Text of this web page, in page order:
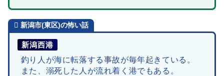
新潟市(東区)の怖い話
新潟西港
釣り人が海に転落する事故が毎年起きている。
また、溺死した人が流れ着く港でもある。